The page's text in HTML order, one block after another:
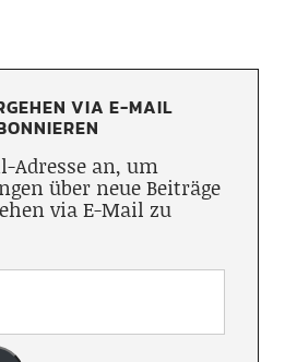
VIA E-MAIL
Adresse an, um
über neue Beiträge
via E-Mail zu